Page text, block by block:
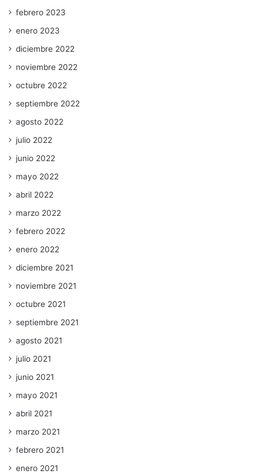
febrero 2023
enero 2023
diciembre 2022
noviembre 2022
octubre 2022
septiembre 2022
agosto 2022
julio 2022
junio 2022
mayo 2022
abril 2022
marzo 2022
febrero 2022
enero 2022
diciembre 2021
noviembre 2021
octubre 2021
septiembre 2021
agosto 2021
julio 2021
junio 2021
mayo 2021
abril 2021
marzo 2021
febrero 2021
enero 2021